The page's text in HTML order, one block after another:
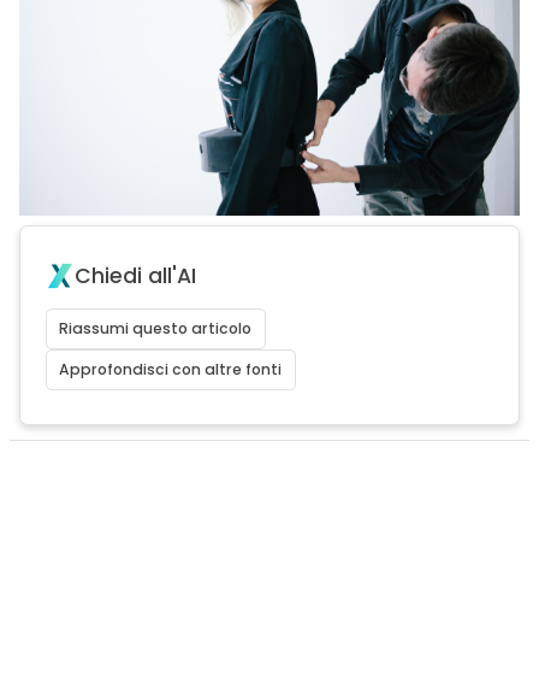
Chiedi all'AI
Riassumi questo articolo
Approfondisci con altre fonti